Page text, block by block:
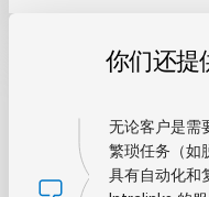
你们还提
无论客户是需
繁琐任务（如
具有自动化和